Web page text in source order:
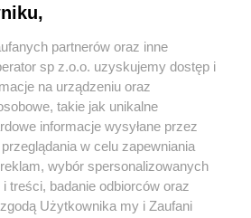
regulamin korzystania z portali
Skontaktuj się z nami
partnerów oraz inne
sp z.o.o. uzyskujemy dostęp i
na urządzeniu oraz
takie jak unikalne
informacje wysyłane przez
w celu zapewniania
wybór spersonalizowanych
treści, badanie odbiorców oraz
Użytkownika my i Zaufani